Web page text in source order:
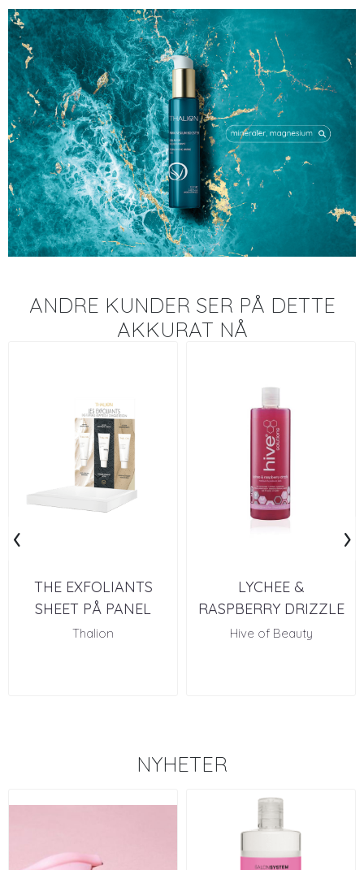
ANDRE KUNDER SER PÅ DETTE
AKKURAT NÅ
THE EXFOLIANTS
SHEET PÅ PANEL
Thalion
LYCHEE &
RASPBERRY DRIZZLE
Hive of Beauty
‹ ›
NYHETER